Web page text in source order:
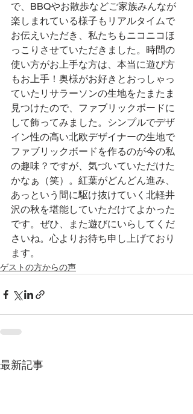
で、BBQやお散歩などご家族みんなが
楽しまれている様子もリアルタイムで
お伝えいただき、私たちもニコニコほ
っこりさせていただきました。時間の
使い方がお上手な方は、本当に遊び方
もお上手！奥様がお好きとおっしゃっ
ていたリサラーソンの生地をたまたま
見つけたので、ファブリックボードに
して飾ってみました。シンプルでデザ
イン性の高い北欧デザイナーの生地で
ファブリックボードを作るのが今の私
の趣味？ですが、気づいていただけた
かなぁ（笑）。紅葉がどんどん進み、
あっという間に駆け抜けていく北軽井
沢の秋を堪能していただけてよかった
です。ぜひ、また遊びにいらしてくだ
さいね。心よりお待ち申し上げており
ます。
ゲストの方からの声
最新記事